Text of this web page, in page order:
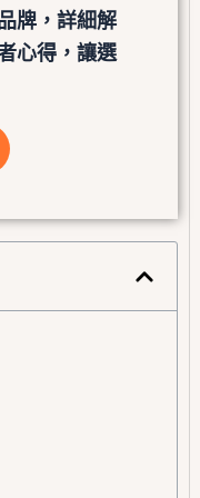
牌，詳細解
心得，讓選